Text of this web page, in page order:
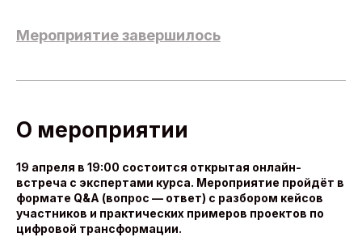
Мероприятие завершилось
О мероприятии
19 апреля в 19:00 состоится открытая онлайн-
встреча с экспертами курса. Мероприятие пройдёт в
формате Q&A (вопрос — ответ) с разбором кейсов
участников и практических примеров проектов по
цифровой трансформации.